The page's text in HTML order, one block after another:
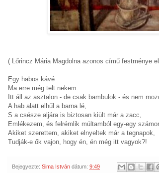
( Lőrincz Mária Magdolna azonos című festménye
Egy habos kávé
Ma erre még telt nekem.
Itt áll az asztalon - de csak bambulok - és nem
A hab alatt elhűl a barna lé,
S a csésze aljára is biztosan kiült már a zacc,
Emlékezem, és felrémlik múltamból egy-egy
Akiket szerettem, akiket elnyeltek már a tegnapok,
Tudják-e ők vajon, hogy én, én még itt vagyok?!
Bejegyezte: Sima István dátum: 9:49